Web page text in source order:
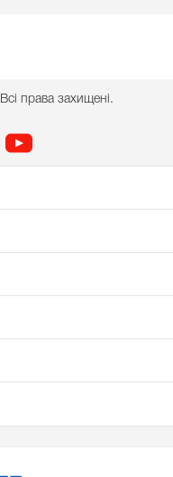
права захищені.